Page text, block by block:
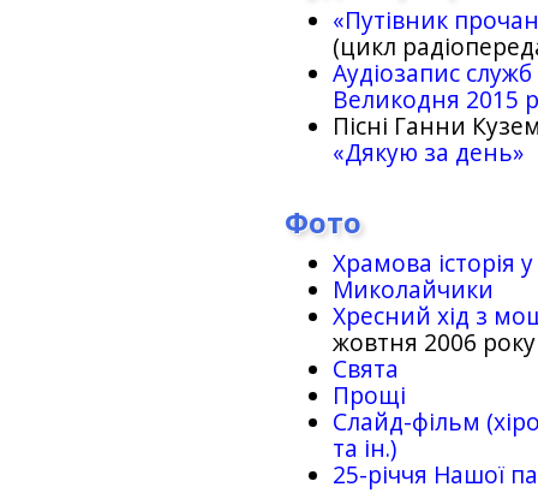
«Путівник
(цикл
Аудіозапис
Великодня 2015
Пісні Ганни
«Дякую за день»
Фото
Храмова історія
Миколайчики
Хресний хід з
жовтня 2006 року
Свята
Прощі
Слайд-фільм
та ін.)
25-рiччя Нашої